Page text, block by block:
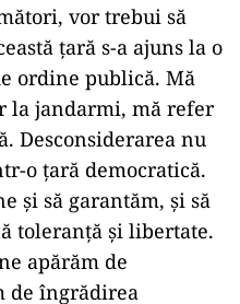
vor trebui să
ţară s-a ajuns la o
ordine publică. Mă
la jandarmi, mă refer
Desconsiderarea nu
o ţară democratică.
şi să garantăm, şi să
toleranţă şi libertate.
apărăm de
de îngrădirea